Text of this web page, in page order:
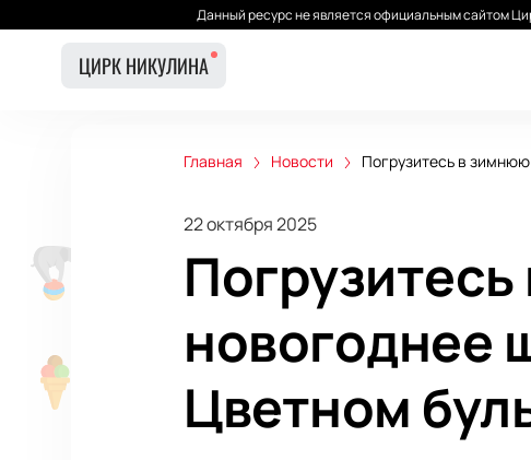
Данный ресурс не является официальным сайтом
ЦИРК НИКУЛИНА
Главная Новости Погрузитесь в
22 октября 2025
новогоднее
Цветном